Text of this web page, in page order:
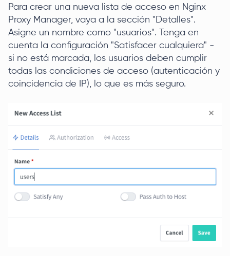
Para crear una nueva lista de acceso en Nginx
Proxy Manager, vaya a la sección "Detalles".
Asigne un nombre como "usuarios". Tenga en
cuenta la configuración "Satisfacer cualquiera" -
si no está marcada, los usuarios deben cumplir
todas las condiciones de acceso (autenticación y
coincidencia de IP), lo que es más seguro.